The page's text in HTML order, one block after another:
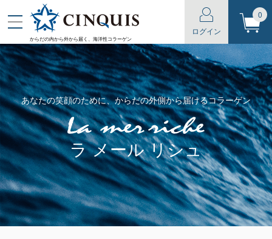
からだの内から外から届く、海洋性コラーゲン
ログイン
0
あなたの笑顔のために、からだの外側から届けるコラーゲン
ラ メール リシュ